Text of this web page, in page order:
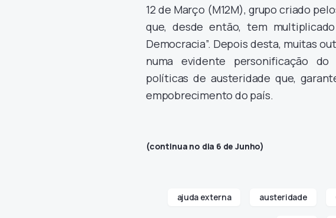
12 de Março (M12M), grupo criado
que, desde então, tem
Democracia”. Depois desta, muitas
numa evidente personificação
políticas de austeridade que,
empobrecimento do país.
(continua no dia 6 de Junho)
ajuda externa austeridade